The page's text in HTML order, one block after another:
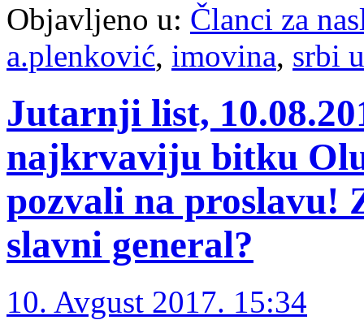
Objavljeno u: Članci za
a.plenković, imovina, srbi
Jutarnji list,
najkrvaviju bitku
pozvali na proslavu!
slavni general?
10. Avgust 2017. 15:34